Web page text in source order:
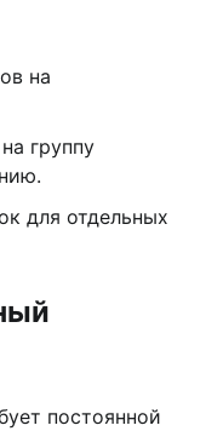
на
группу
для отдельных
постоянной